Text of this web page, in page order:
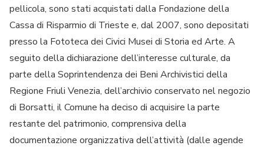
pellicola, sono stati acquistati dalla Fondazione della
Cassa di Risparmio di Trieste e, dal 2007, sono depositati
presso la Fototeca dei Civici Musei di Storia ed Arte. A
seguito della dichiarazione dell’interesse culturale, da
parte della Soprintendenza dei Beni Archivistici della
Regione Friuli Venezia, dell’archivio conservato nel negozio
di Borsatti, il Comune ha deciso di acquisire la parte
restante del patrimonio, comprensiva della
documentazione organizzativa dell’attività (dalle agende